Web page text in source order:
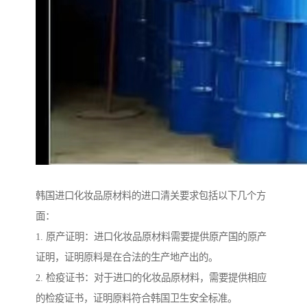
韩国进口化妆品原材料的进口清关要求包括以下几个方
面：
1. 原产证明：进口化妆品原材料需要提供原产国的原产
证明，证明原料是在合法的生产地产出的。
2. 检疫证书：对于进口的化妆品原材料，需要提供相应
的检疫证书，证明原料符合韩国卫生安全标准。